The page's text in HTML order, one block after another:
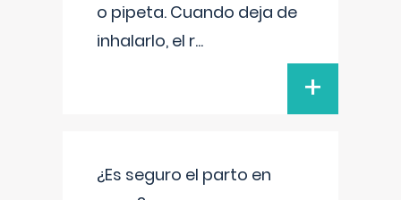
o pipeta. Cuando deja de
inhalarlo, el r...
+
¿Es seguro el parto en